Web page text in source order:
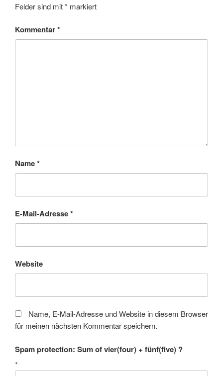
Felder sind mit* markiert
Kommentar*
Name*
E-Mail-Adresse*
Website
Name, E-Mail-Adresse und Website in diesem Browser
für meinen nächsten Kommentar speichern.
Spam protection: Sum of vier(four) + fünf(five) ?
*